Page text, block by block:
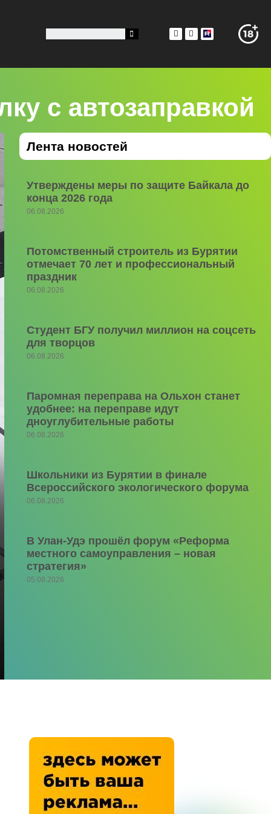
с автозаправкой
Лента новостей
Утверждены меры по защите Байкала до
конца 2026 года
06.08.2026
Потомственный строитель из Бурятии
отмечает 70 лет и профессиональный
праздник
06.08.2026
Студент БГУ получил миллион на соцсеть
для творцов
06.08.2026
Паромная переправа на Ольхон станет
удобнее: на переправе идут
дноуглубительные работы
06.08.2026
Школьники из Бурятии в финале
Всероссийского экологического форума
06.08.2026
В Улан-Удэ прошёл форум «Реформа
местного самоуправления – новая
стратегия»
05.08.2026